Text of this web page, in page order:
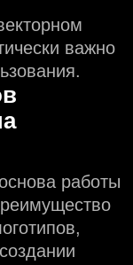
важно
работы